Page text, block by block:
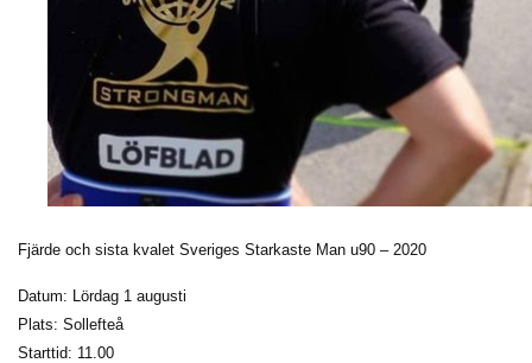
Fjärde och sista kvalet Sveriges Starkaste Man u90 – 2020
Datum: Lördag 1 augusti
Plats: Sollefteå
Starttid: 11.00